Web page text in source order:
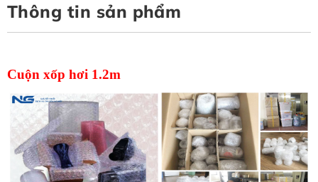
Thông tin sản phẩm
Cuộn xốp hơi 1.2m